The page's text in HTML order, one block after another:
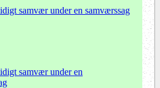
samvær under en samværssag
samvær under en